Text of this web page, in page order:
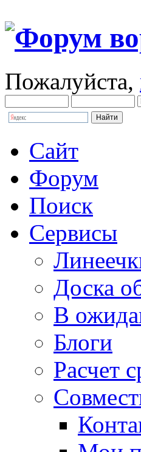
Пожалуйста,
Сайт
Форум
Поиск
Сервисы
Доска
В
Блоги
Расчет